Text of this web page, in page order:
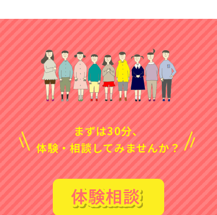
まずは30分、
体験・相談してみませんか？